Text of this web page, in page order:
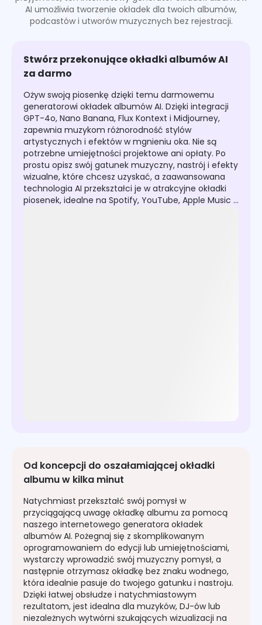
AI umożliwia tworzenie okładek dla twoich albumów,
podcastów i utworów muzycznych bez rejestracji.
Stwórz przekonujące okładki albumów AI
za darmo
Ożyw swoją piosenkę dzięki temu darmowemu
generatorowi okładek albumów AI. Dzięki integracji
GPT-4o, Nano Banana, Flux Kontext i Midjourney,
zapewnia muzykom różnorodność stylów
artystycznych i efektów w mgnieniu oka. Nie są
potrzebne umiejętności projektowe ani opłaty. Po
prostu opisz swój gatunek muzyczny, nastrój i efekty
wizualne, które chcesz uzyskać, a zaawansowana
technologia AI przekształci je w atrakcyjne okładki
piosenek, idealne na Spotify, YouTube, Apple Music i
Od koncepcji do oszałamiającej okładki
albumu w kilka minut
Natychmiast przekształć swój pomysł w
przyciągającą uwagę okładkę albumu za pomocą
naszego internetowego generatora okładek
albumów AI. Pożegnaj się z skomplikowanym
oprogramowaniem do edycji lub umiejętnościami,
wystarczy wprowadzić swój muzyczny pomysł, a
następnie otrzymasz okładkę bez znaku wodnego,
która idealnie pasuje do twojego gatunku i nastroju.
Dzięki łatwej obsłudze i natychmiastowym
rezultatom, jest idealna dla muzyków, DJ-ów lub
niezależnych wytwórni szukających wizualizacji na